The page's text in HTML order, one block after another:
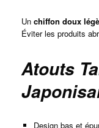
Un chiffon doux
Éviter les produits
Atouts
Design bas et